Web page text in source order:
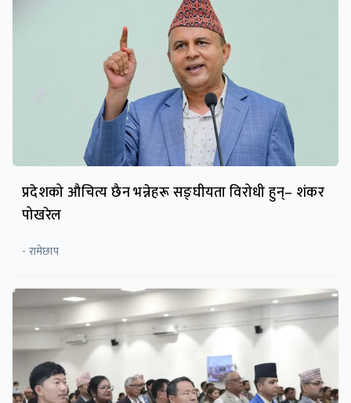
प्रदेशको औचित्य छैन भन्नेहरू सङ्घीयता विरोधी हुन्– शंकर
पोखरेल
- रामेछाप